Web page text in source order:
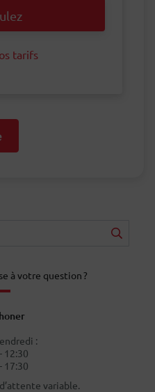
tarifs
à votre question ?
:
12:30
17:30
variable.